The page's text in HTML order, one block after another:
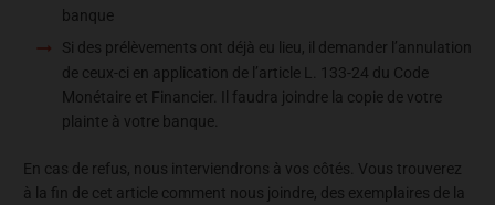
banque
Si des prélèvements ont déjà eu lieu, il demander l’annulation
de ceux-ci en application de l’article L. 133-24 du Code
Monétaire et Financier. Il faudra joindre la copie de votre
plainte à votre banque.
En cas de refus, nous interviendrons à vos côtés. Vous trouverez
à la fin de cet article comment nous joindre, des exemplaires de la